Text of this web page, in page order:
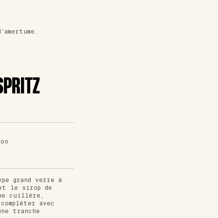
grand verre à
le sirop de
cuillère,
avec
tranche